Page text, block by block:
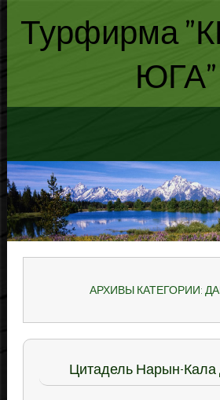
Турфирма
ЮГА"
АРХИВЫ КАТЕГОРИИ:
Цитадель Нарын-Кала